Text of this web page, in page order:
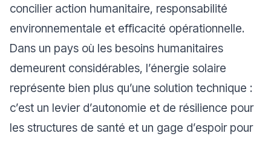
concilier action humanitaire, responsabilité
environnementale et efficacité opérationnelle.
Dans un pays où les besoins humanitaires
demeurent considérables, l’énergie solaire
représente bien plus qu’une solution technique :
c’est un levier d’autonomie et de résilience pour
les structures de santé et un gage d’espoir pour